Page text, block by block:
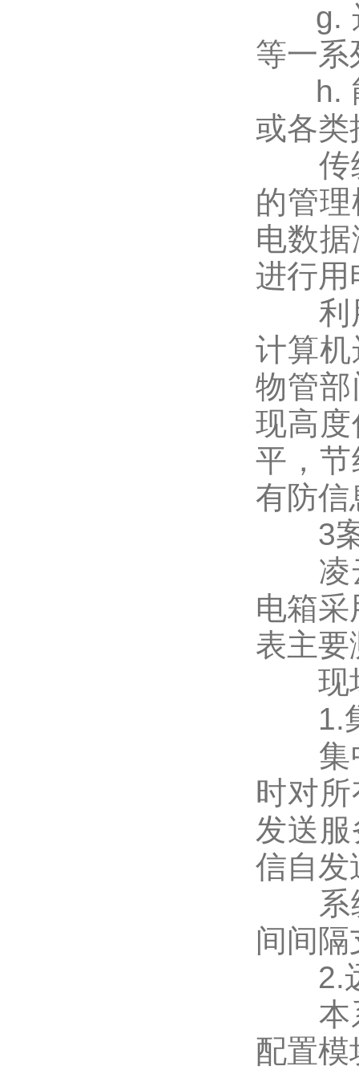
g. 远
等一系
h. 能
或各类
传统
的管
电数
进行用
利用
计算
物管
现高
平，
有防信
3案
凌云
电箱
表主要
现场
1.集
集中
时对
发送
信自发
系统
间间
2.远
本系
配置模